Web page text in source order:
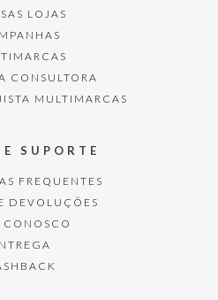
LOJAS
CONSULTORA
MULTIMARCAS
SUPORTE
FREQUENTES
DEVOLUÇÕES
CONOSCO